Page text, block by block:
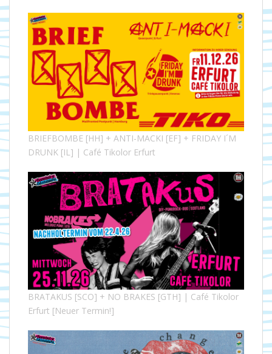
BRIEFBOMBE [HH] + ANTI-MACKI [EF] + FRIDAY I´M
DRUNK [IL] | Café Tikolor Erfurt
BRATAKUS [SCO] + NO BRAKES [GTH] | Café Tikolor
Erfurt [Neuer Termin!]